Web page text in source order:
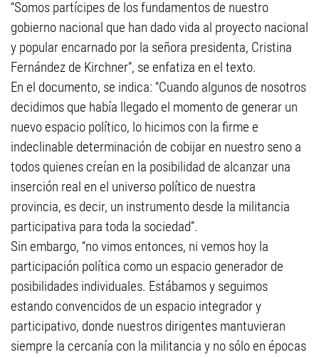
“Somos partícipes de los fundamentos de nuestro
gobierno nacional que han dado vida al proyecto nacional
y popular encarnado por la señora presidenta, Cristina
Fernández de Kirchner”, se enfatiza en el texto.
En el documento, se indica: “Cuando algunos de nosotros
decidimos que había llegado el momento de generar un
nuevo espacio político, lo hicimos con la firme e
indeclinable determinación de cobijar en nuestro seno a
todos quienes creían en la posibilidad de alcanzar una
inserción real en el universo político de nuestra
provincia, es decir, un instrumento desde la militancia
participativa para toda la sociedad”.
Sin embargo, “no vimos entonces, ni vemos hoy la
participación política como un espacio generador de
posibilidades individuales. Estábamos y seguimos
estando convencidos de un espacio integrador y
participativo, donde nuestros dirigentes mantuvieran
siempre la cercanía con la militancia y no sólo en épocas